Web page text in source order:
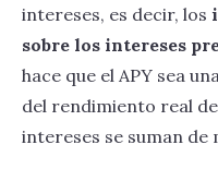
intereses, es decir, los
sobre los intereses
hace que el APY sea
del rendimiento real
intereses se suman de